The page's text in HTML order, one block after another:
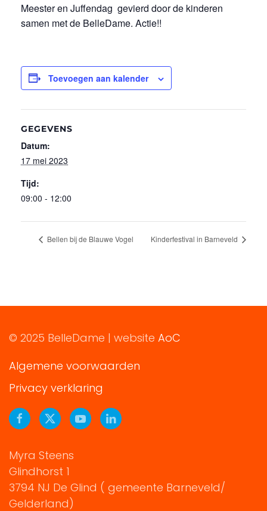
Meester en Juffendag gevierd door de kinderen
samen met de BelleDame. Actie!!
Toevoegen aan kalender
GEGEVENS
Datum:
17 mei 2023
Tijd:
09:00 - 12:00
Bellen bij de Blauwe Vogel Kinderfestival in Barneveld
© 2025 BelleDame | website AoC
Algemene voorwaarden
Privacy verklaring
Myra Steens
Glindhorst 1
3794 NJ De Glind ( gemeente Barneveld/
Gelderland)